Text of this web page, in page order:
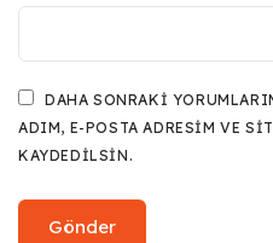
DAHA SONRAKI
ADIM, E-POSTA ADRESIM VE
KAYDEDILSIN.